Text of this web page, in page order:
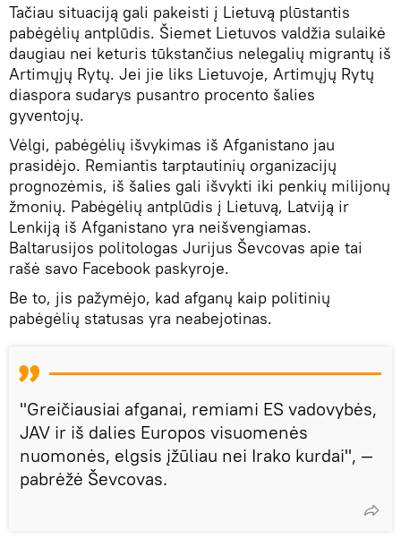
Tačiau situaciją gali pakeisti į Lietuvą plūstantis
pabėgėlių antplūdis. Šiemet Lietuvos valdžia sulaikė
daugiau nei keturis tūkstančius nelegalių migrantų iš
Artimųjų Rytų. Jei jie liks Lietuvoje, Artimųjų Rytų
diaspora sudarys pusantro procento šalies
gyventojų.
Vėlgi, pabėgėlių išvykimas iš Afganistano jau
prasidėjo. Remiantis tarptautinių organizacijų
prognozėmis, iš šalies gali išvykti iki penkių milijonų
žmonių. Pabėgėlių antplūdis į Lietuvą, Latviją ir
Lenkiją iš Afganistano yra neišvengiamas.
Baltarusijos politologas Jurijus Ševcovas apie tai
rašė savo Facebook paskyroje.
Be to, jis pažymėjo, kad afganų kaip politinių
pabėgėlių statusas yra neabejotinas.
"Greičiausiai afganai, remiami ES vadovybės,
JAV ir iš dalies Europos visuomenės
nuomonės, elgsis įžūliau nei Irako kurdai", —
pabrėžė Ševcovas.